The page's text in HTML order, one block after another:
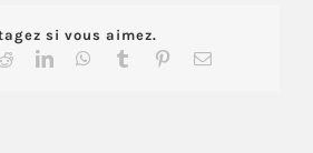
si vous aimez.
RedditLinkedInWhatsApp
Tumblr PinterestEmail